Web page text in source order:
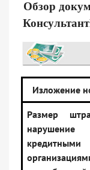
Обзор
Изложение
Размер
нарушение
кредитными